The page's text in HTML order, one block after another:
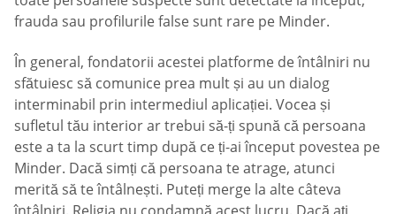
frauda sau profilurile false sunt rare pe Minder.
În general, fondatorii acestei platforme de întâlniri nu
sfătuiesc să comunice prea mult și au un dialog
interminabil prin intermediul aplicației. Vocea și
sufletul tău interior ar trebui să-ți spună că persoana
este a ta la scurt timp după ce ți-ai început povestea pe
Minder. Dacă simți că persoana te atrage, atunci
merită să te întâlnești. Puteți merge la alte câteva